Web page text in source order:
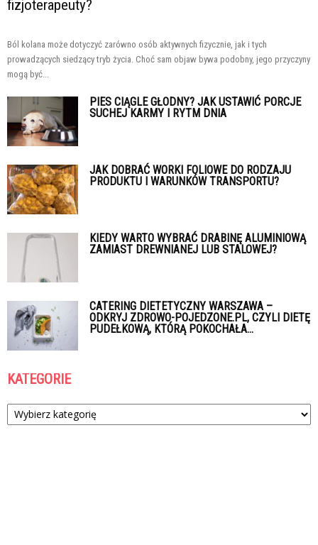
fizjoterapeuty?
Ból kolana może dotyczyć zarówno osób aktywnych fizycznie, jak i tych
prowadzących siedzący tryb życia. Choć sam objaw bywa podobny, jego przyczyny
mogą być...
PIES CIĄGLE GŁODNY? JAK USTAWIĆ PORCJE
SUCHEJ KARMY I RYTM DNIA
JAK DOBRAĆ WORKI FOLIOWE DO RODZAJU
PRODUKTU I WARUNKÓW TRANSPORTU?
KIEDY WARTO WYBRAĆ DRABINĘ ALUMINIOWĄ
ZAMIAST DREWNIANEJ LUB STALOWEJ?
CATERING DIETETYCZNY WARSZAWA –
ODKRYJ ZDROWO-POJEDZONE.PL, CZYLI DIETĘ
PUDEŁKOWĄ, KTÓRĄ POKOCHAŁA...
KATEGORIE
Kategorie